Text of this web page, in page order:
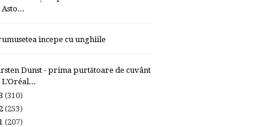
Asto...
incepe cu unghiile
Dunst - prima purtătoare de cuvânt
L’Oréal...
(310)
(253)
(207)